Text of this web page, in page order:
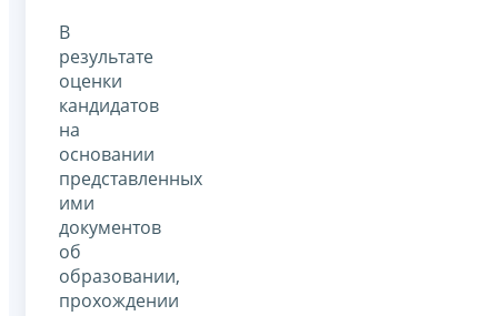
В
результате
оценки
кандидатов
на
основании
представленных
ими
документов
об
образовании,
прохождении